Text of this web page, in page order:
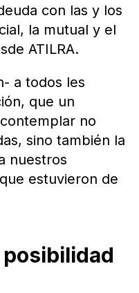
con las y los
la mutual y el
ATILRA.
a todos les
que un
no
sino también la
nuestros
estuvieron de